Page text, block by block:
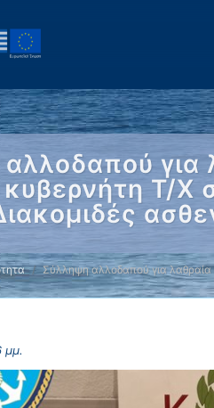
για
Τ/Χ
Σύλληψη αλλοδαπού για
μμ.